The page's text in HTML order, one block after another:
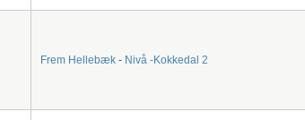
Frem Hellebæk- Nivå -Kokkedal 2